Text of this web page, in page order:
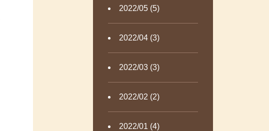
2022/05 (5)
2022/04 (3)
2022/03 (3)
2022/02 (2)
2022/01 (4)